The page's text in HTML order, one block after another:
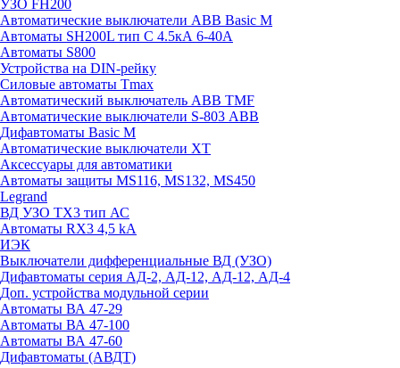
УЗО FH200
Автоматические выключатели ABB Basic M
Автоматы SH200L тип С 4.5кА 6-40А
Автоматы S800
Устройства на DIN-рейку
Силовые автоматы Tmax
Автоматический выключатель ABB TMF
Автоматические выключатели S-803 АВВ
Дифавтоматы Basic M
Автоматические выключатели XT
Аксессуары для автоматики
Автоматы защиты MS116, MS132, MS450
Legrand
ВД УЗО TX3 тип АС
Автоматы RX3 4,5 kA
ИЭК
Выключатели дифференциальные ВД (УЗО)
Дифавтоматы серия АД-2, АД-12, АД-12, АД-4
Доп. устройства модульной серии
Автоматы ВА 47-29
Автоматы ВА 47-100
Автоматы ВА 47-60
Дифавтоматы (АВДТ)